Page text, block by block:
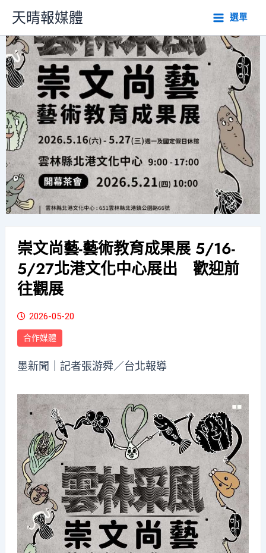
主
要
內
容
天晴報媒體 選單
崇文尚藝-藝術教育成果展 5/16-
5/27北港文化中心展出 歡迎前
往觀展
2026-05-20
合作媒體
墨新聞 ｜記者張游舜／台北報導